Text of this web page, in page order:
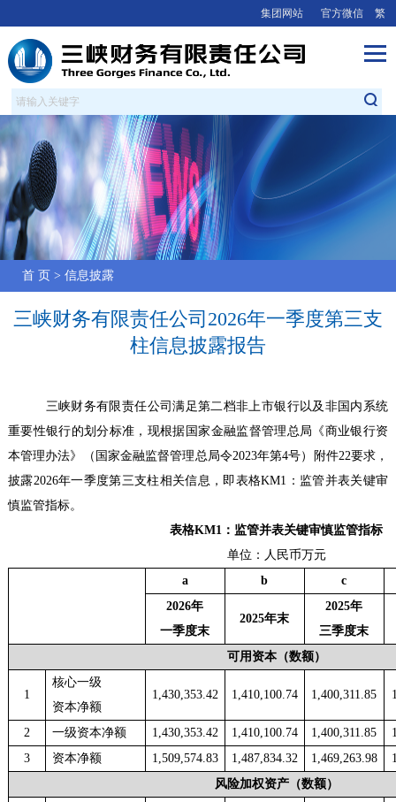
集团网站 官方微信 繁
首 页 > 信息披露
三峡财务有限责任公司2026年一季度第三支
柱信息披露报告
三峡财务有限责任公司满足第二档非上市银行以及非国内系统
重要性银行的划分标准 ，现根据国家金融监督管理总局《商业银行资
本管理办法》（国家金融监督管理总局令2023年第4号）附件22要求 ，
披露2026年一季度第三支柱相关信息，即表格KM1：监管并表关键审
慎监管指标。
表格KM1：监管并表关键审慎监管指标
单位：人民币万元
a
b
c
2026年
一季度末
2025年末
2025年
三季度末
可用资本（数额）
1
核心一级
资本净额
1,430,353.42 1,410,100.74 1,400,311.85
2 一级资本净额 1,430,353.42 1,410,100.74 1,400,311.85
3
资本净额 1,509,574.83 1,487,834.32 1,469,263.98
风险加权资产（数额）